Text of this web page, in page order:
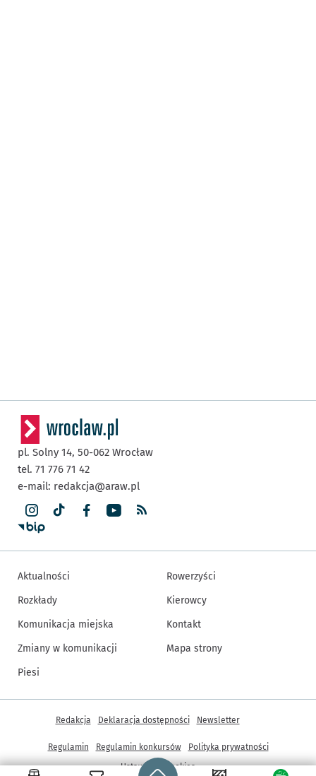
Strona główna - wroclaw.pl
pl. Solny 14, 50-062 Wrocław
tel. 71 776 71 42
e-mail: redakcja@araw.pl
Aktualności
Rozkłady
Komunikacja miejska
Zmiany w komunikacji
Piesi
Rowerzyści
Kierowcy
Kontakt
Mapa strony
Inne informacje
Redakcja Deklaracja dostępności Newsletter
Regulamin Regulamin konkursów
Polityka prywatności
Ustawienia cookies